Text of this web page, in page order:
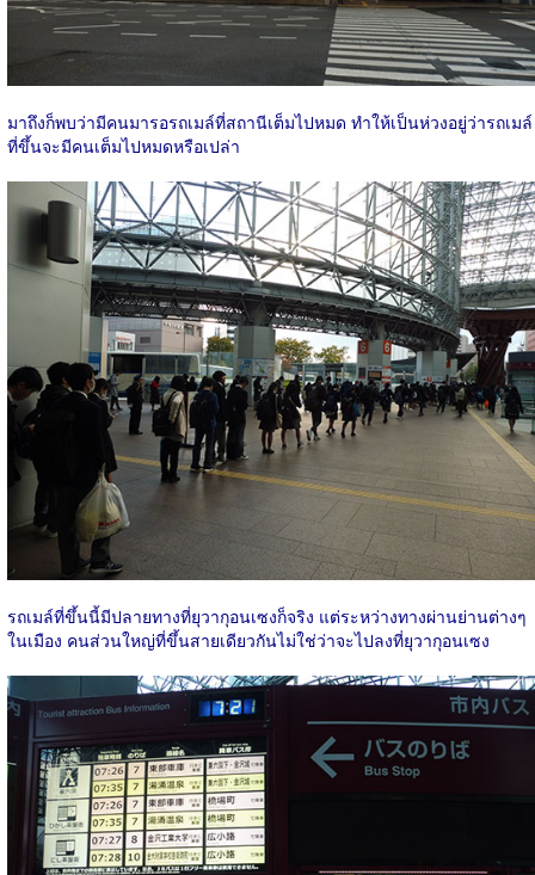
มาถึงก็พบว่ามีคนมารอรถเมล์ที่สถานีเต็มไปหมด ทำให้เป็นห่วงอยู่ว่ารถเมล์
ที่ขึ้นจะมีคนเต็มไปหมดหรือเปล่า
รถเมล์ที่ขึ้นนี้มีปลายทางที่ยุวากุอนเซงก็จริง แต่ระหว่างทางผ่านย่านต่างๆ
ในเมือง คนส่วนใหญ่ที่ขึ้นสายเดียวกันไม่ใช่ว่าจะไปลงที่ยุวากุอนเซง